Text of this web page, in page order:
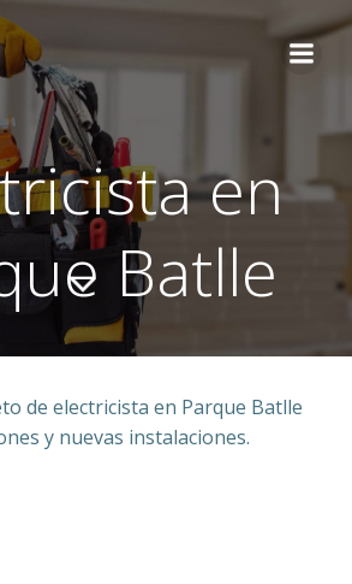
contenido
en
Batlle
de electricista en Parque Batlle
y nuevas instalaciones.